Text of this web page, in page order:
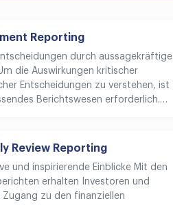
Reporting
durch aussagekräftige
die Auswirkungen kritischer
Entscheidungen zu verstehen, ist
Berichtswesen erforderlich.…
Review Reporting
und inspirierende Einblicke Mit den
erhalten Investoren und
Zugang zu den finanziellen